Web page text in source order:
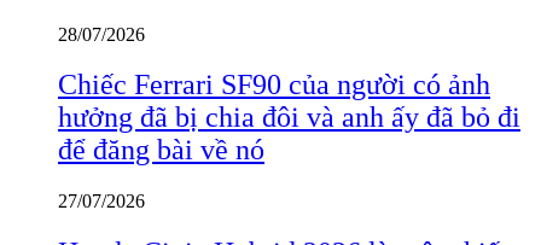
28/07/2026
Chiếc Ferrari SF90 của người có ảnh
hưởng đã bị chia đôi và anh ấy đã bỏ đi
để đăng bài về nó
27/07/2026